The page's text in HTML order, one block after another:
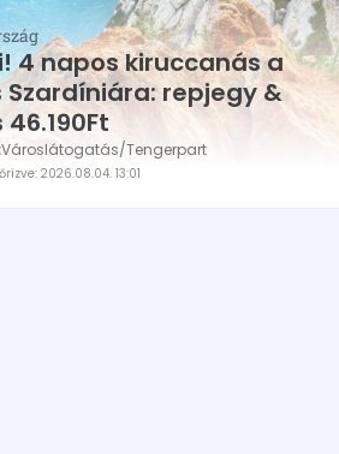
4 napos kiruccanás a
Szardíniára: repjegy &
Városlátogatás/Tengerpart
2026.08.04. 13:01